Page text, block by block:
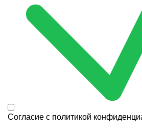
Согласие с политикой